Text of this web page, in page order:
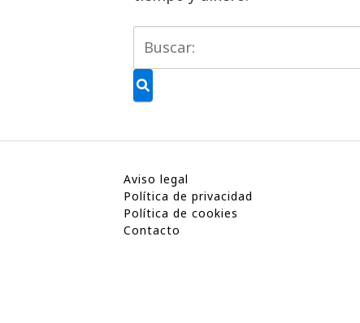
Aviso legal
Política de privacidad
Política de cookies
Contacto